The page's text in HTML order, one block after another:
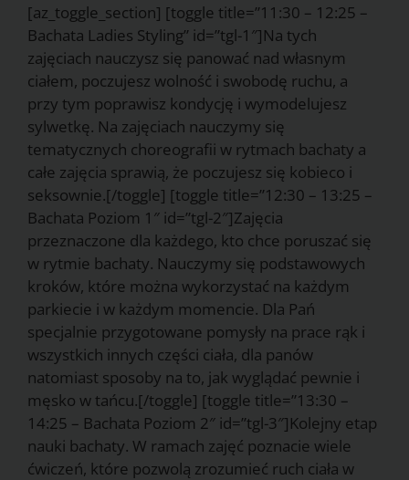
[az_toggle_section] [toggle title=”11:30 – 12:25 –
Bachata Ladies Styling” id=”tgl-1″]Na tych
zajęciach nauczysz się panować nad własnym
ciałem, poczujesz wolność i swobodę ruchu, a
przy tym poprawisz kondycję i wymodelujesz
sylwetkę. Na zajęciach nauczymy się
tematycznych choreografii w rytmach bachaty a
całe zajęcia sprawią, że poczujesz się kobieco i
seksownie.[/toggle] [toggle title=”12:30 – 13:25 –
Bachata Poziom 1″ id=”tgl-2″]Zajęcia
przeznaczone dla każdego, kto chce poruszać się
w rytmie bachaty. Nauczymy się podstawowych
kroków, które można wykorzystać na każdym
parkiecie i w każdym momencie. Dla Pań
specjalnie przygotowane pomysły na prace rąk i
wszystkich innych części ciała, dla panów
natomiast sposoby na to, jak wyglądać pewnie i
męsko w tańcu.[/toggle] [toggle title=”13:30 –
14:25 – Bachata Poziom 2″ id=”tgl-3″]Kolejny etap
nauki bachaty. W ramach zajęć poznacie wiele
ćwiczeń, które pozwolą zrozumieć ruch ciała w